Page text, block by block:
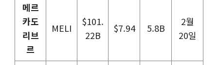
메르
카도
리브
르
MELI
$101.
22B
$7.94 5.8B
2월
20일